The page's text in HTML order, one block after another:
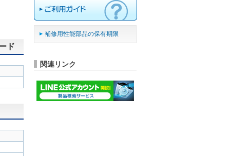
ド
補修用性能部品の保有期限
関連リンク